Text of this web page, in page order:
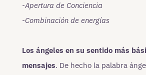
-Apertura de Conciencia
-Combinación de energías
Los ángeles en su sentido más
mensajes. De hecho la palabra